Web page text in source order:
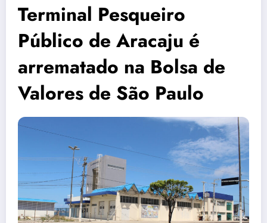
Terminal Pesqueiro
Público de Aracaju é
arrematado na Bolsa de
Valores de São Paulo